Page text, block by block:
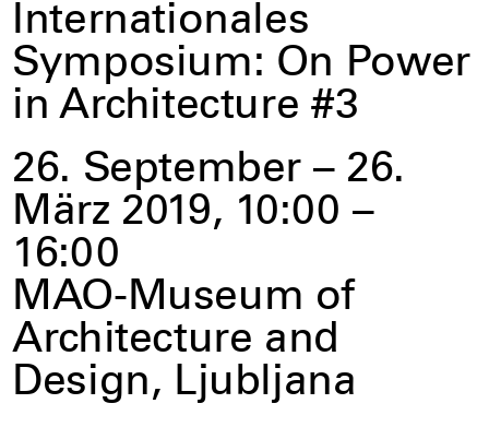
Internationales
Symposium: On Power
in Architecture #3
26. September – 26.
März 2019, 10:00 –
16:00
MAO-Museum of
Architecture and
Design, Ljubljana